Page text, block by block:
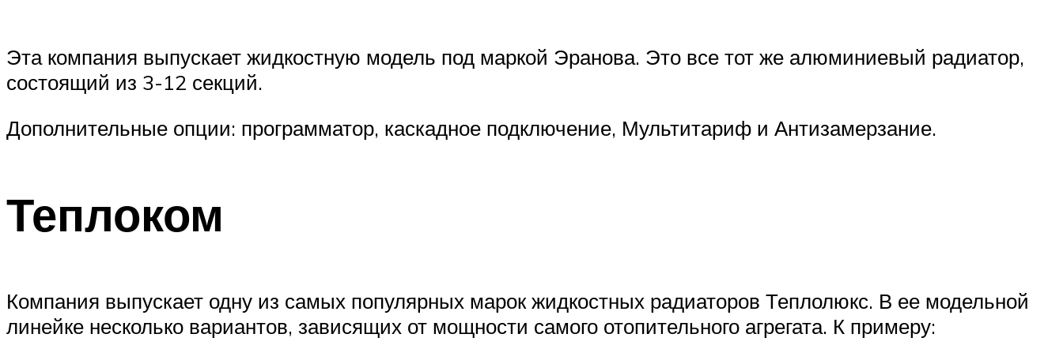
Эта компания выпускает жидкостную модель под маркой Эранова. Это все тот же алюминиевый радиатор,
состоящий из 3-12 секций.
Дополнительные опции: программатор, каскадное подключение, Мультитариф и Антизамерзание.
Теплоком
Компания выпускает одну из самых популярных марок жидкостных радиаторов Теплолюкс. В ее модельной
линейке несколько вариантов, зависящих от мощности самого отопительного агрегата. К примеру: